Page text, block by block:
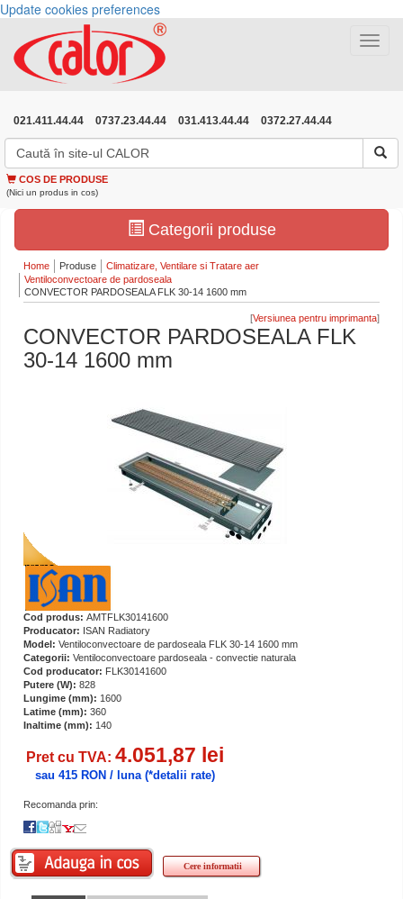
Update cookies preferences
Toggle
021.411.44.44 0737.23.44.44 031.413.44.44 0372.27.44.44
COS DE PRODUSE
(Nici un produs in cos)
Categorii produse
Home Produse
Climatizare, Ventilare si Tratare aer
Ventiloconvectoare de pardoseala
CONVECTOR PARDOSEALA FLK 30-14 1600 mm
[ ]
CONVECTOR PARDOSEALA FLK
30-14 1600 mm
Cod produs: AMTFLK30141600
Producator: ISAN Radiatory
Model: Ventiloconvectoare de pardoseala FLK 30-14 1600 mm
Categorii: Ventiloconvectoare pardoseala - convectie naturala
Cod producator: FLK30141600
Putere (W): 828
Lungime (mm): 1600
Latime (mm): 360
Inaltime (mm): 140
Pret cu TVA: 4.051,87 lei
sau 415 RON / luna (*detalii rate)
Recomanda prin:
Cere informatii